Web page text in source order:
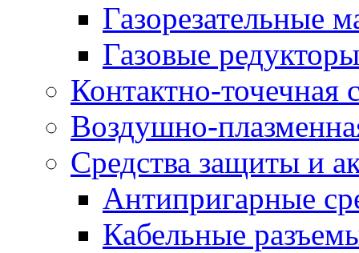
Газорезательные
Газовые редукторы
Контактно-точечная
Воздушно-
Средства защиты и
Антипригарные
Кабельные